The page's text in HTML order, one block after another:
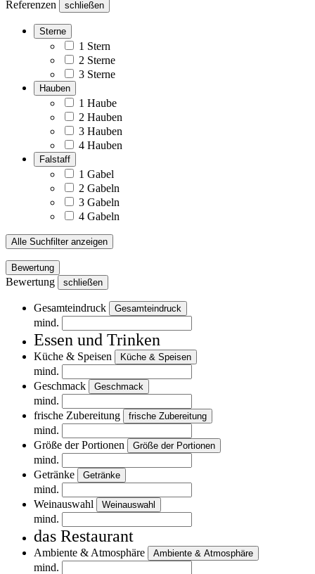
Referenzen schließen
Sterne
1 Stern
2 Sterne
3 Sterne
Hauben
1 Haube
2 Hauben
3 Hauben
4 Hauben
Falstaff
1 Gabel
2 Gabeln
3 Gabeln
4 Gabeln
Alle Suchfilter anzeigen
Bewertung
Bewertung schließen
Gesamteindruck Gesamteindruck
mind.
Essen und Trinken
Küche & Speisen Küche & Speisen
mind.
Geschmack
Geschmack
mind.
frische Zubereitung
frische Zubereitung
mind.
Größe der Portionen
Größe der Portionen
mind.
Getränke
Getränke
mind.
Weinauswahl
Weinauswahl
mind.
das Restaurant
Ambiente & Atmosphäre Ambiente & Atmosphäre
mind.